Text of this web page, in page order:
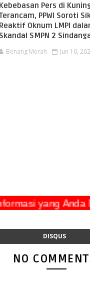
Kebebasan Pers di
PPWI Soroti
Reaktif Oknum LMPI
Skandal SMPN 2
Benang Merah Jun 10,
yang Anda
DISQUS
NO